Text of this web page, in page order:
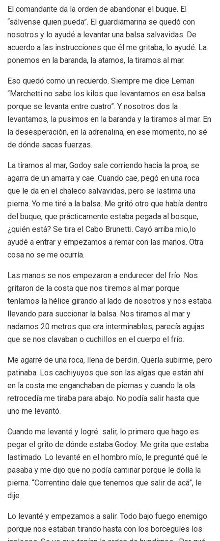
El comandante da la orden de abandonar el buque. El
“sálvense quien pueda”. El guardiamarina se quedó con
nosotros y lo ayudé a levantar una balsa salvavidas. De
acuerdo a las instrucciones que él me gritaba, lo ayudé. La
ponemos en la baranda, la atamos, la tiramos al mar.
Eso quedó como un recuerdo. Siempre me dice Leman
“Marchetti no sabe los kilos que levantamos en esa balsa
porque se levanta entre cuatro”. Y nosotros dos la
levantamos, la pusimos en la baranda y la tiramos al mar. En
la desesperación, en la adrenalina, en ese momento, no sé
de dónde sacas fuerzas.
La tiramos al mar, Godoy sale corriendo hacia la proa, se
agarra de un amarra y cae. Cuando cae, pegó en una roca
que le da en el chaleco salvavidas, pero se lastima una
pierna. Yo me tiré a la balsa. Me gritó otro que había dentro
del buque, que prácticamente estaba pegada al bosque,
¿quién está? Se tira el Cabo Brunetti. Cayó arriba mio,lo
ayudé a entrar y empezamos a remar con las manos. Otra
cosa no se me ocurría.
Las manos se nos empezaron a endurecer del frío. Nos
gritaron de la costa que nos tiremos al mar porque
teníamos la hélice girando al lado de nosotros y nos estaba
llevando para succionar la balsa. Nos tiramos al mar y
nadamos 20 metros que era interminables, parecía agujas
que se nos clavaban o cuchillos en el cuerpo el frío.
Me agarré de una roca, llena de berdin. Quería subirme, pero
patinaba. Los cachiyuyos que son las algas que están ahí
en la costa me enganchaban de piernas y cuando la ola
retrocedía me tiraba para abajo. No podía salir hasta que
uno me levantó.
Cuando me levanté y logré salir, lo primero que hago es
pegar el grito de dónde estaba Godoy. Me grita que estaba
lastimado. Lo levanté en el hombro mío, le pregunté qué le
pasaba y me dijo que no podía caminar porque le dolía la
pierna. “Correntino dale que tenemos que salir de acá”, le
dije.
Lo levanté y empezamos a salir. Todo bajo fuego enemigo
porque nos estaban tirando hasta con los borceguíes los